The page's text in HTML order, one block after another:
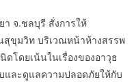
า จ.ชลบุรี สั่งการให้
ขุมวิท บริเวณหน้าห้างสรรพ
โดยเน้นในเรื่องของอาวุธ
และดูแลความปลอดภัยให้กับ